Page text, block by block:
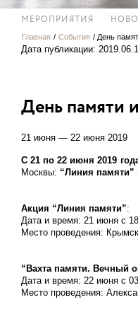
МЕРОПРИЯТИЯ
Главная / События / День
Дата публикации:
День памяти
21 июня — 22 июня 2019
С 21 по 22 июня 2019
Москвы: “Линия памяти”
Акция “Линия памяти”:
Дата и время: 21 июня с
Место проведения:
“Вахта памяти. Вечный
Дата и время: 22 июня с
Место проведения: